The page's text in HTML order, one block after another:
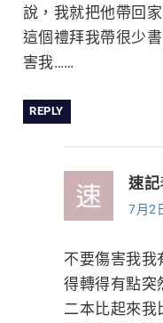
說，我就把他帶回
這個禮拜我帶很少
害我……
REPLY
速記
7月2
不要傷害我我
得轉得有點突
二本比起來我